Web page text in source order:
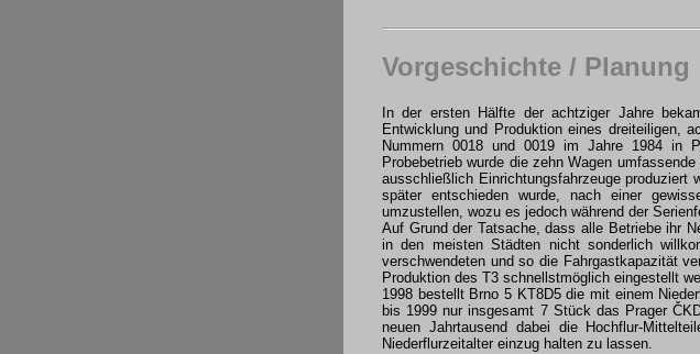
Vorgeschichte / Planung
In der ersten Hälfte der achtziger Jahre
Entwicklung und Produktion eines dreiteiligen,
Nummern 0018 und 0019 im Jahre 1984 in
Probebetrieb wurde die zehn Wagen
ausschließlich Einrichtungsfahrzeuge produziert
später entschieden wurde, nach einer
umzustellen, wozu es jedoch während der
Auf Grund der Tatsache, dass alle Betriebe ihr
in den meisten Städten nicht sonderlich
verschwendeten und so die Fahrgastkapazität
Produktion des T3 schnellstmöglich eingestellt
1998 bestellt Brno 5 KT8D5 die mit einem
bis 1999 nur insgesamt 7 Stück das Prager
neuen Jahrtausend dabei die Hochflur-
Niederflurzeitalter einzug halten zu lassen.